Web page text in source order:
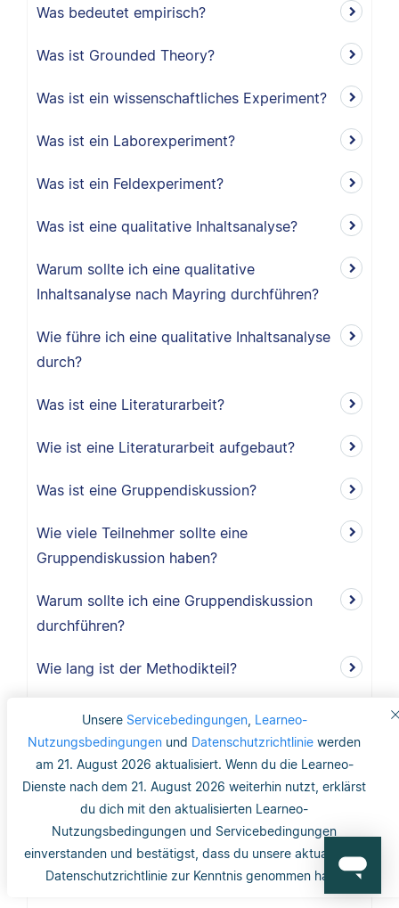
Unsere Servicebedingungen, Learneo-
Nutzungsbedingungen und Datenschutzrichtlinie werden
am 21. August 2026 aktualisiert. Wenn du die Learneo-
Dienste nach dem 21. August 2026 weiterhin nutzt, erklärst
du dich mit den aktualisierten Learneo-
Nutzungsbedingungen und Servicebedingungen
einverstanden und bestätigst, dass du unsere aktualisierte
Datenschutzrichtlinie zur Kenntnis genommen hast.
Was bedeutet empirisch?
Was ist Grounded Theory?
Was ist ein wissenschaftliches Experiment?
Was ist ein Laborexperiment?
Was ist ein Feldexperiment?
Was ist eine qualitative Inhaltsanalyse?
Warum sollte ich eine qualitative
Inhaltsanalyse nach Mayring durchführen?
Wie führe ich eine qualitative Inhaltsanalyse
durch?
Was ist eine Literaturarbeit?
Wie ist eine Literaturarbeit aufgebaut?
Was ist eine Gruppendiskussion?
Wie viele Teilnehmer sollte eine
Gruppendiskussion haben?
Warum sollte ich eine Gruppendiskussion
durchführen?
Wie lang ist der Methodikteil?
Was bedeutet deduktiv und induktiv?
Was bedeutet induktiv?
Was bedeutet deduktiv?
Was ist Validität?
Was ist interne Validität?